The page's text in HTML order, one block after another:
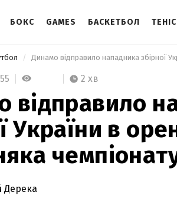
БОКС GAMES БАСКЕТБОЛ ТЕНІС
2 хв
відправило
України в
Дерека